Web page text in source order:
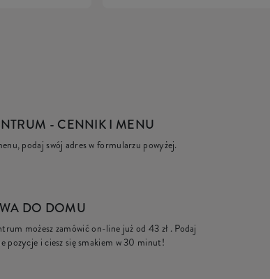
- CENNIK I MENU
podaj swój adres w formularzu powyżej.
DO DOMU
możesz zamówić on-line już od 43 zł. Podaj
pozycje i ciesz się smakiem w 30 minut!